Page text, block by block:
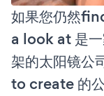
如果您仍然
a look at 是
架的太阳镜
to create 的公